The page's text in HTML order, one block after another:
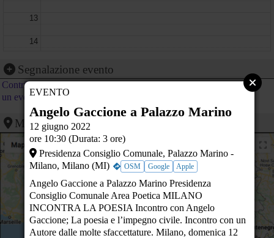
13
14
16
17
19
20
21
22
Segnalazione evento
Contribuisci al calendario di PeaceLink inviando la segnalazione di
un evento
Mappa
EVENTO
Angelo Gaccione a Palazzo Marino
12 giugno 2022
ore 10:30 (Durata: 3 ore)
Presidenza Consiglio Comunale, Palazzo Marino -
Milano, Milano (MI)
OSM Google Apple
Angelo Gaccione a Palazzo Marino Presidenza
Consiglio Comunale Area Poetica MILANO
INCONTRA LA POESIA Incontro con Angelo
Gaccione; La poesia e l’impegno civile. Incontro con un
Autore dalle molte sfaccettature. Milano, domenica 12